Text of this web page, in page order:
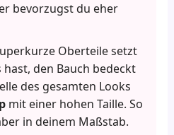
bevorzugst du eher
Oberteile setzt
den Bauch bedeckt
des gesamten Looks
mit einer hohen Taille. So
in deinem Maßstab.